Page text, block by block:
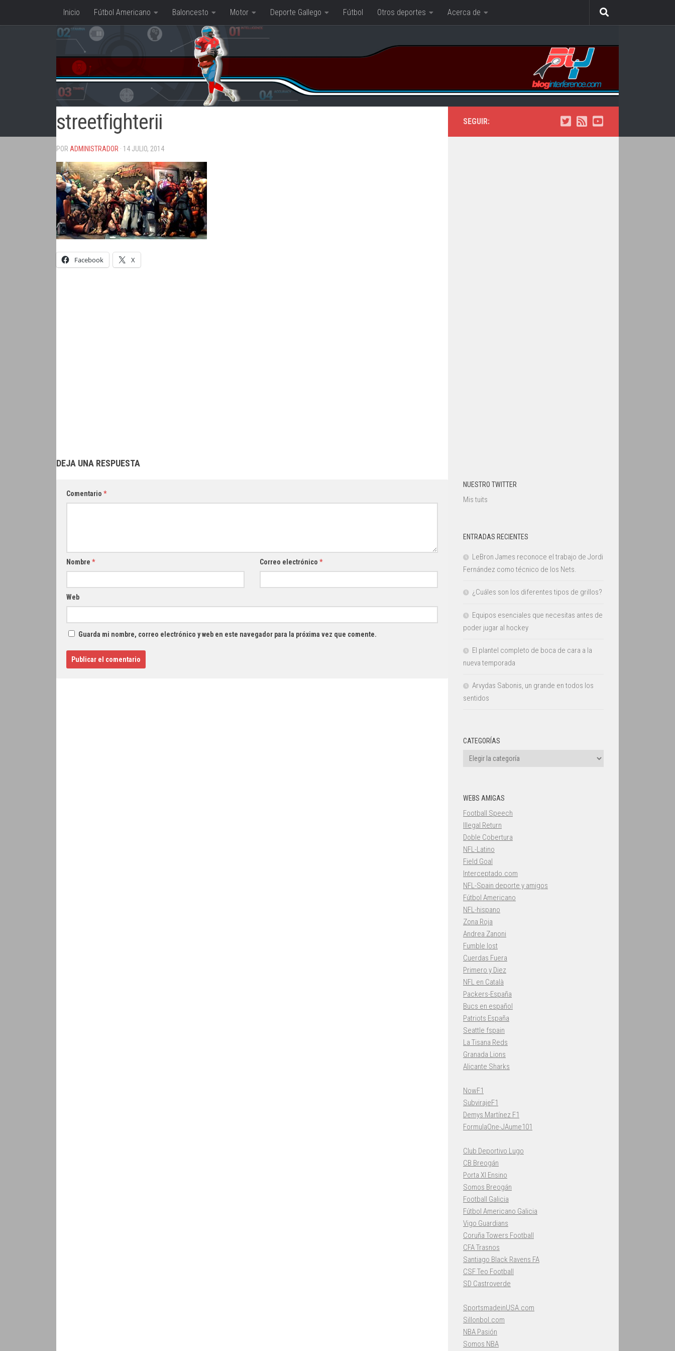
Saltar al contenido
Inicio Fútbol Americano Baloncesto Motor Deporte Gallego Fútbol Otros deportes Acerca de
streetfighterii
POR ADMINISTRADOR · 14 JULIO, 2014
Facebook X
DEJA UNA RESPUESTA
Comentario *
Nombre * Correo electrónico *
Web
Guarda mi nombre, correo electrónico y web en este navegador para la próxima vez que comente.
SEGUIR:
NUESTRO TWITTER
Mis tuits
ENTRADAS RECIENTES
LeBron James reconoce el trabajo de Jordi
Fernández como técnico de los Nets.
¿Cuáles son los diferentes tipos de grillos?
Equipos esenciales que necesitas antes de
poder jugar al hockey
El plantel completo de boca de cara a la
nueva temporada
Arvydas Sabonis, un grande en todos los
sentidos
CATEGORÍAS
Categorías
WEBS AMIGAS
Football Speech
Illegal Return
Doble Cobertura
NFL-Latino
Field Goal
Interceptado.com
NFL-Spain deporte y amigos
Fútbol Americano
NFL-hispano
Zona Roja
Andrea Zanoni
Fumble lost
Cuerdas Fuera
Primero y Diez
NFL en Català
Packers-España
Bucs en español
Patriots España
Seattle fspain
La Tisana Reds
Granada Lions
Alicante Sharks
NowF1
SubvirajeF1
Demys Martínez F1
FormulaOne-JAume101
Club Deportivo Lugo
CB Breogán
Porta XI Ensino
Somos Breogán
Football Galicia
Fútbol Americano Galicia
Vigo Guardians
Coruña Towers Football
CFA Trasnos
Santiago Black Ravens FA
CSF Teo Football
SD Castroverde
SportsmadeinUSA.com
Sillonbol.com
NBA Pasión
Somos NBA